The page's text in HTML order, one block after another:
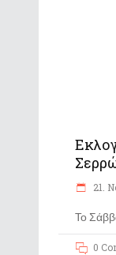
21.
Το
0